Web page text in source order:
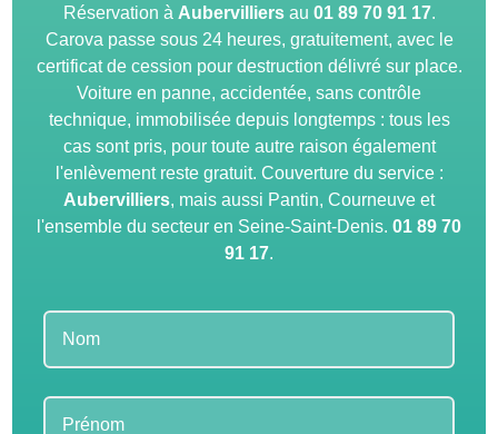
Réservation à Aubervilliersau 01 89 70 91 17.
Carova passe sous 24 heures, gratuitement, avec le
certificat de cession pour destruction délivré sur place.
Voiture en panne, accidentée, sans contrôle
technique, immobilisée depuis longtemps : tous les
cas sont pris, pour toute autre raison également
l'enlèvement reste gratuit. Couverture du service :
Aubervilliers, mais aussi Pantin, Courneuve et
l'ensemble du secteur en Seine-Saint-Denis. 01 89 70
91 17.
Leave
field